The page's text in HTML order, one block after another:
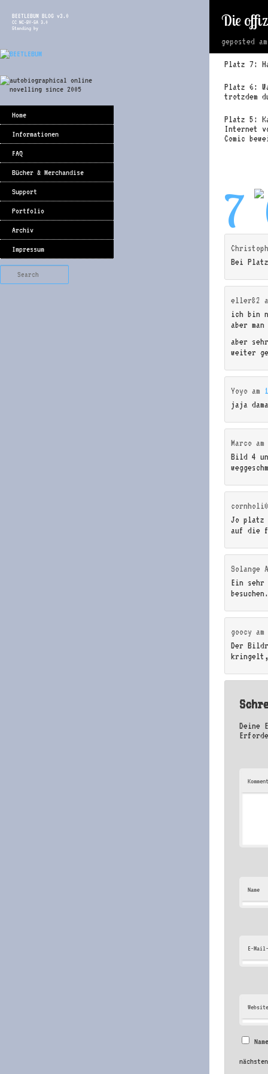
BEETLEBUM BLOG v3.0
CC NC-BY-SA 3.0
Standing by
Home
Informationen
FAQ
Bücher & Merchandise
Support
Portfolio
Archiv
Impressum
Die
geposted
Platz 7:
Platz 6:
trotzdem
Platz 5:
Internet
Comic
7
Bei
eller82
ich bin
aber
aber
weiter
Yoyo am
jaja
Marco am
Bild 4
cornholi0
Jo platz
auf die
Solange
Ein sehr
besuchen.
goocy am
Der
Deine
Name
E-